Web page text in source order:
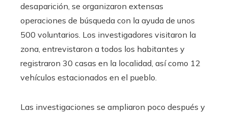
desaparición, se organizaron extensas
operaciones de búsqueda con la ayuda de unos
500 voluntarios. Los investigadores visitaron la
zona, entrevistaron a todos los habitantes y
registraron 30 casas en la localidad, así como 12
vehículos estacionados en el pueblo.
Las investigaciones se ampliaron poco después y